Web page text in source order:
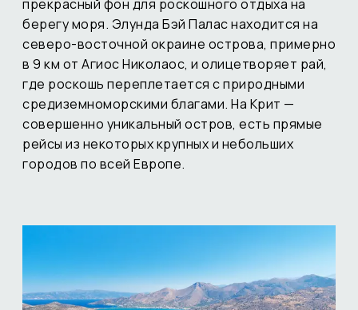
прекрасный фон для роскошного отдыха на
берегу моря. Элунда Бэй Палас находится на
северо-восточной окраине острова, примерно
в 9 км от Агиос Николаос, и олицетворяет рай,
где роскошь переплетается с природными
средиземноморскими благами. На Крит —
совершенно уникальный остров, есть прямые
рейсы из некоторых крупных и небольших
городов по всей Европе.